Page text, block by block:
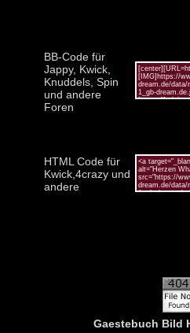
BB-Code für
Jappy, Kwick,
Knuddels, Spin
und andere
Foren
HTML Code für
Kwick,4crazy und
andere
Gaestebuch Bild